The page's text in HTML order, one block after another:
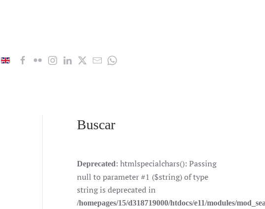
Buscar
Deprecated: htmlspecialchars(): Passing
null to parameter #1 ($string) of type
string is deprecated in
/homepages/15/d318719000/htdocs/e11/modules/